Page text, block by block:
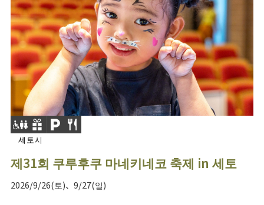
세토시
제31회 쿠루후쿠 마네키네코 축제 in 세토
2026/9/26(토)、9/27(일)